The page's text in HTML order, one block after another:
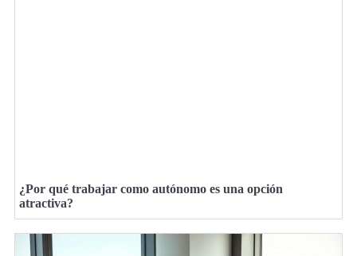
¿Por qué trabajar como autónomo es una opción
atractiva?